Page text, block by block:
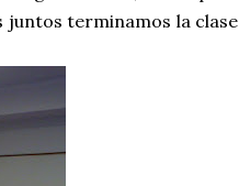
juntos terminamos la clase